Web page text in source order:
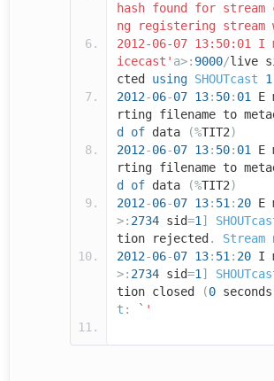
hash found for
ng registering stream
2012-06-07 13:50:01 I
icecast' а>: 9000/live
cted using SHOUTcast 1
2012-06-07 13: 50: 01 E
rting filename to
d
of data (%TIT2)
2012-06-07 13: 50: 01 E
rting filename to
d
of data (%TIT2)
2012-06-07 13: 51 : 20 E
>: 2734 sid=1 ]
tion rejected . Stream
2012-06-07 13: 51 : 20 I
>: 2734 sid=1 ]
tion closed
(0 seconds
t : `'